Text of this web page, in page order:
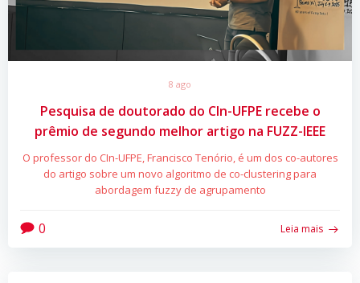
8 ago
Pesquisa de doutorado do CIn-UFPE recebe o
prêmio de segundo melhor artigo na FUZZ-IEEE
O professor do CIn-UFPE, Francisco Tenório, é um dos co-autores
do artigo sobre um novo algoritmo de co-clustering para
abordagem fuzzy de agrupamento
0 Leia mais